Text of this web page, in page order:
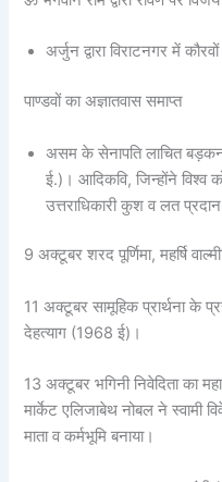
अर्जुन द्वारा विराटनगर में
पाण्डवों का अज्ञातवास समाप्त
असम के सेनापति लाचित बड़कन
ई.)। आदिकवि, जिन्होंने विश्व
उत्तराधिकारी कुश व लत
9 अक्टूबर शरद पूर्णिमा, महर्षि
11 अक्टूबर सामूहिक प्रार्थना के
देहत्याग (1968 ई)।
13 अक्टूबर भगिनी निवेदिता का
मार्केट एलिजाबेथ नोबल ने स्वामी
माता व कर्मभूमि बनाया।